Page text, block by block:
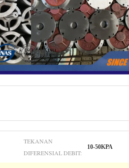
TEKANAN
DIFERENSIAL DEBIT:
10-50KPA